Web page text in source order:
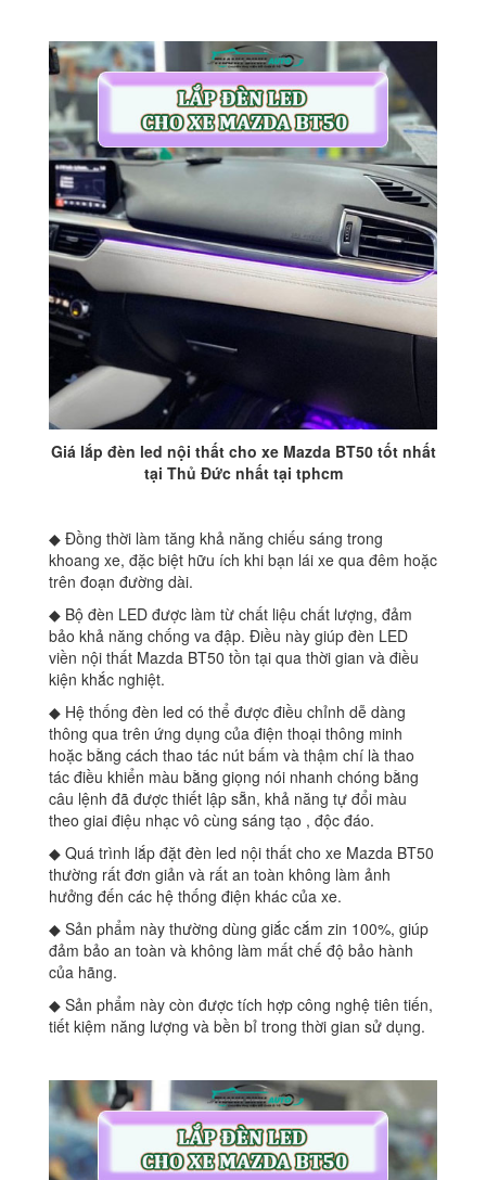
Giá lắp đèn led nội thất cho xe Mazda BT50 tốt nhất
tại Thủ Đức nhất tại tphcm
◆ Đồng thời làm tăng khả năng chiếu sáng trong
khoang xe, đặc biệt hữu ích khi bạn lái xe qua đêm hoặc
trên đoạn đường dài.​
◆ Bộ đèn LED được làm từ chất liệu chất lượng, đảm
bảo khả năng chống va đập. Điều này giúp đèn LED
viền nội thất Mazda BT50 tồn tại qua thời gian và điều
kiện khắc nghiệt.
◆ Hệ thống đèn led có thể được điều chỉnh dễ dàng
thông qua trên ứng dụng của điện thoại thông minh
hoặc bằng cách thao tác nút bấm và thậm chí là thao
tác điều khiển màu bằng giọng nói nhanh chóng bằng
câu lệnh đã được thiết lập sẵn, khả năng tự đổi màu
theo giai điệu nhạc vô cùng sáng tạo , độc đáo.
◆ Quá trình lắp đặt đèn led nội thất cho xe Mazda BT50
thường rất đơn giản và rất an toàn không làm ảnh
hưởng đến các hệ thống điện khác của xe.
◆ Sản phẩm này thường dùng giắc cắm zin 100%, giúp
đảm bảo an toàn và không làm mất chế độ bảo hành
của hãng.
◆ Sản phẩm này còn được tích hợp công nghệ tiên tiến,
tiết kiệm năng lượng và bền bỉ trong thời gian sử dụng.